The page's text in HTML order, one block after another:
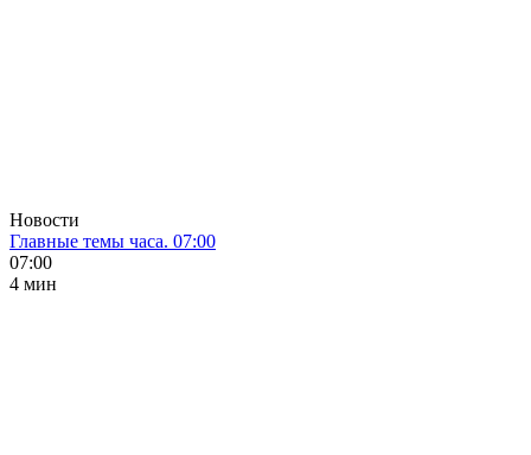
Новости
Главные темы часа. 07:00
07:00
4 мин